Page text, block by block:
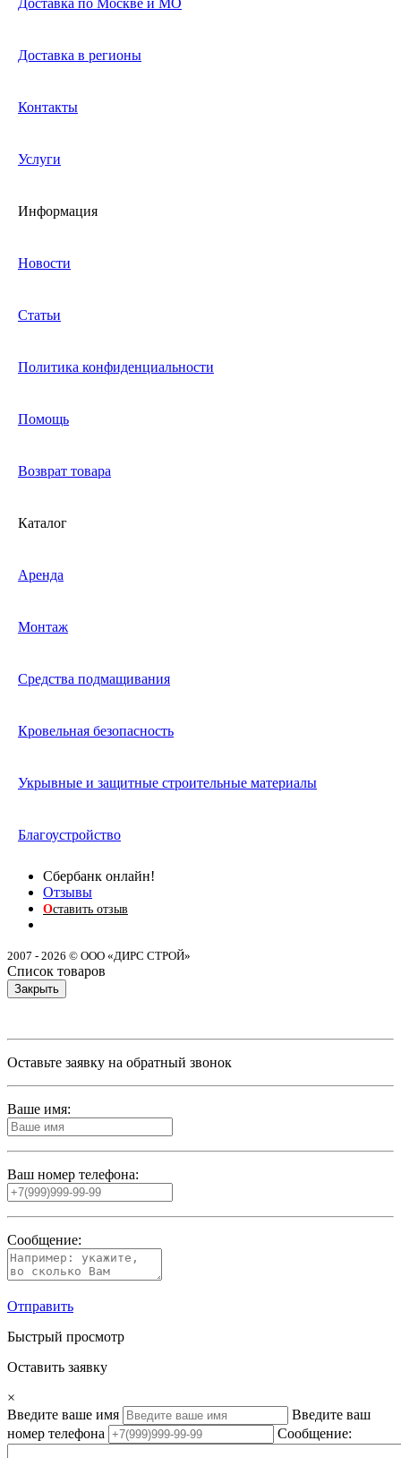
Доставка в регионы
Контакты
Услуги
Информация
Новости
Статьи
Политика конфиденциальности
Помощь
Возврат товара
Каталог
Аренда
Монтаж
Средства подмащивания
Кровельная безопасность
Укрывные и защитные строительные материалы
Благоустройство
Сбербанк онлайн!
Отзывы
Оставить отзыв
2007 - 2026 © ООО «ДИРС СТРОЙ»
Список товаров
Закрыть
Оставьте заявку на обратный звонок
Ваше имя:
Ваш номер телефона:
Сообщение:
Отправить
Быстрый просмотр
Оставить заявку
×
Введите ваше имя
Введите ваш
номер телефона
Сообщение: